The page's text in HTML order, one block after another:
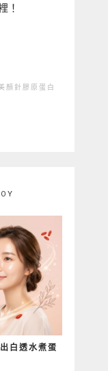
！
顏針 膠原蛋白
白透水煮蛋